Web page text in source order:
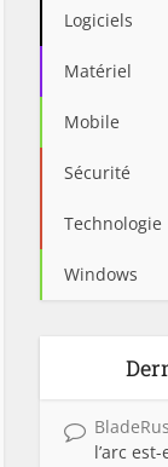
Logiciels
Matériel
Mobile
Sécurité
Technologie
Windows
l’arc